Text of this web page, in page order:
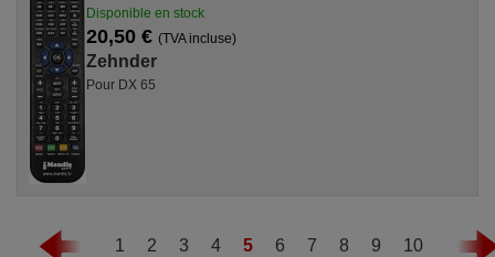
Disponible en stock
20,50 € (TVA incluse)
Zehnder
Pour DX 65
1 2 3 4 5 6 7 8 9 10